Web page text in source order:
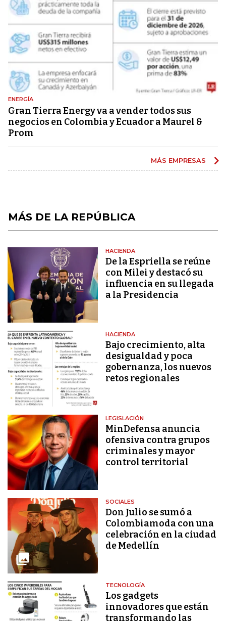
ENERGÍA
Gran Tierra Energy va a vender todos sus
negocios en Colombia y Ecuador a Maurel &
Prom
MÁS EMPRESAS
MÁS DE LA REPÚBLICA
HACIENDA
De la Espriella se reúne
con Milei y destacó su
influencia en su llegada
a la Presidencia
HACIENDA
Bajo crecimiento, alta
desigualdad y poca
gobernanza, los nuevos
retos regionales
LEGISLACIÓN
MinDefensa anuncia
ofensiva contra grupos
criminales y mayor
control territorial
SOCIALES
Don Julio se sumó a
Colombiamoda con una
celebración en la ciudad
de Medellín
TECNOLOGÍA
Los gadgets
innovadores que están
transformando las